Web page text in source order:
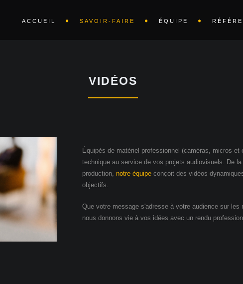
ACCUEIL SAVOIR-FAIRE ÉQUIPE
VIDÉOS
Équipés de matériel professionnel (caméras, micros
technique au service de vos projets audiovisuels. De
production, notre équipeconçoit des vidéos
objectifs.
Que votre message s'adresse à votre audience sur
nous donnons vie à vos idées avec un rendu